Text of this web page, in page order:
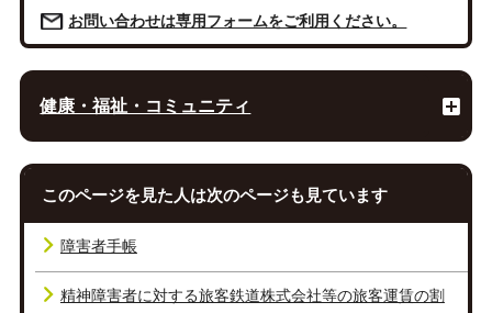
お問い合わせは専用フォームをご利用ください。
健康・福祉・コミュニティ
このページを見た人は次のページも見ています
障害者手帳
精神障害者に対する旅客鉄道株式会社等の旅客運賃の割